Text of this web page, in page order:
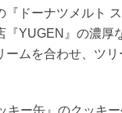
『ドーナツメルト
『YUGEN』の濃厚
ームを合わせ、ツ
キー缶』のクッキ